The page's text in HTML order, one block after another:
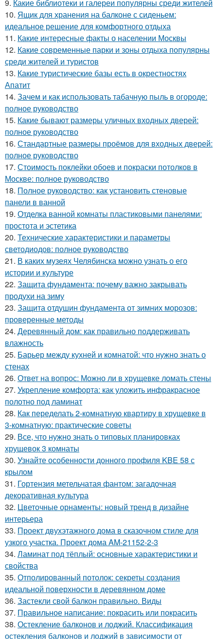
9. Какие библиотеки и галереи популярны среди жителей
10. Ящик для хранения на балконе с сиденьем:
идеальное решение для комфортного отдыха
11. Какие интересные факты о населении Москвы
12. Какие современные парки и зоны отдыха популярны
среди жителей и туристов
13. Какие туристические базы есть в окрестностях
Апатит
14. Зачем и как использовать табачную пыль в огороде:
полное руководство
15. Какие бывают размеры уличных входных дверей:
полное руководство
16. Стандартные размеры проёмов для входных дверей:
полное руководство
17. Стоимость поклейки обоев и покраски потолков в
Москве: полное руководство
18. Полное руководство: как установить стеновые
панели в ванной
19. Отделка ванной комнаты пластиковыми панелями:
простота и эстетика
20. Технические характеристики и параметры
светодиодов: полное руководство
21. В каких музеях Челябинска можно узнать о его
истории и культуре
22. Защита фундамента: почему важно закрывать
продухи на зиму
23. Защита отдушин фундамента от зимних морозов:
проверенные методы
24. Деревянный дом: как правильно поддерживать
влажность
25. Барьер между кухней и комнатой: что нужно знать о
стенах
26. Ответ на вопрос: Можно ли в хрущевке ломать стены
27. Укрепление комфорта: как уложить инфракрасное
полотно под ламинат
28. Как переделать 2-комнатную квартиру в хрущевке в
3-комнатную: практические советы
29. Все, что нужно знать о типовых планировках
хрущевок 3 комнаты
30. Узнайте особенности донного профиля KBE 58 с
крылом
31. Гортензия метельчатая фантом: загадочная
декоративная культура
32. Цветочные орнаменты: новый тренд в дизайне
интерьера
33. Проект двухэтажного дома в сказочном стиле для
узкого участка. Проект дома AM-21152-2-3
34. Ламинат под тёплый: основные характеристики и
свойства
35. Отполированный потолок: секреты создания
идеальной поверхности в деревянном доме
36. Застекли свой балкон правильно. Виды
37. Правильное написание: покрасить или покрасить
38. Остекление балконов и лоджий. Классификация
остекления балконов и лоджий в зависимости от